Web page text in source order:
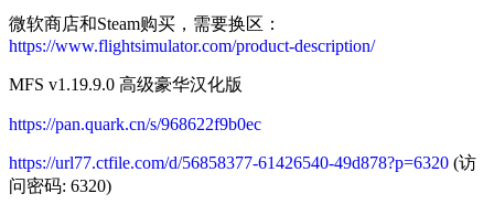
微软商店和Steam购买，需要换区：
https://www.flightsimulator.com/product-description/
MFS v1.19.9.0 高级豪华汉化版
https://pan.quark.cn/s/968622f9b0ec
https://url77.ctfile.com/d/56858377-61426540-49d878?p=6320 (访
问密码: 6320)